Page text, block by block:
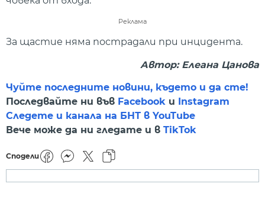
Реклама
За щастие няма пострадали при инцидента.
Автор: Елеана Цанова
Чуйте последните новини, където и да сте!
Последвайте ни във Facebook и Instagram
Следете и канала на БНТ в YouTube
Вече може да ни гледате и в TikTok
Сподели